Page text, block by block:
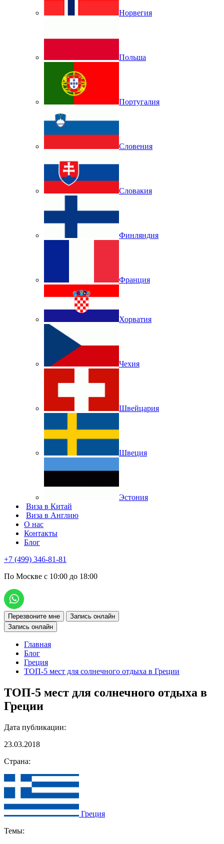
Норвегия
Польша
Португалия
Словения
Словакия
Финляндия
Франция
Хорватия
Чехия
Швейцария
Швеция
Эстония
Виза в Китай
Виза в Англию
О нас
Контакты
Блог
+7 (499) 346-81-81
По Москве с 10:00 до 18:00
Перезвоните мне
Запись онлайн
Запись онлайн
Главная
Блог
Греция
ТОП-5 мест для солнечного отдыха в Греции
ТОП-5 мест для солнечного отдыха в
Греции
Дата публикации:
23.03.2018
Страна:
Греция
Темы: